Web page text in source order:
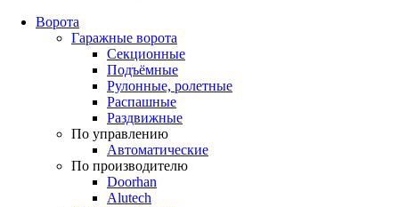
Ворота
Гаражные ворота
Секционные
Подъёмные
Рулонные, ролетные
Распашные
Раздвижные
По управлению
Автоматические
По производителю
Doorhan
Alutech